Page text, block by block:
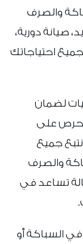
والصرف
صيانة دورية،
جميع احتياجاتك
لضمان
على
جميع
والصرف
تساعد في
السباكة أو